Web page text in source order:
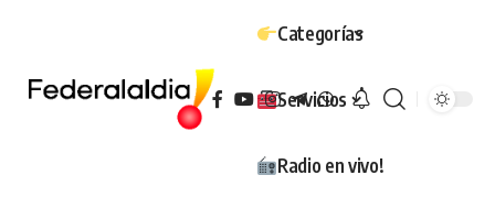
Categorías
Servicios
Radio en vivo!